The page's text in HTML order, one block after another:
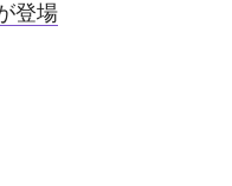
登場